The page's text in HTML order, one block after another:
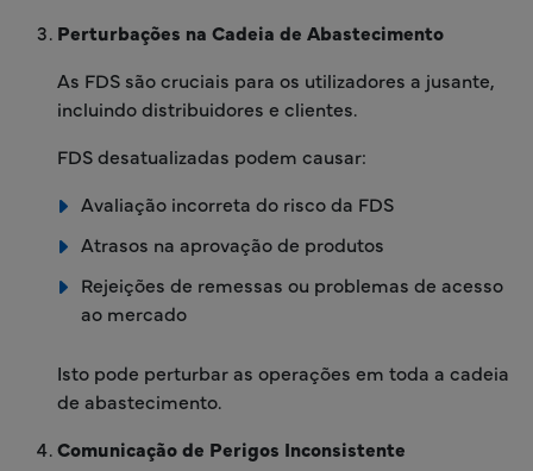
Perturbações na Cadeia de Abastecimento
As FDS são cruciais para os utilizadores a jusante,
incluindo distribuidores e clientes.
FDS desatualizadas podem causar:
Avaliação incorreta do risco da FDS
Atrasos na aprovação de produtos
Rejeições de remessas ou problemas de acesso
ao mercado
Isto pode perturbar as operações em toda a cadeia
de abastecimento.
Comunicação de Perigos Inconsistente